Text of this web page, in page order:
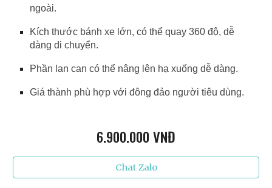
ngoài.
Kích thước bánh xe lớn, có thể quay 360 độ, dễ
dàng di chuyển.
Phần lan can có thể nâng lên hạ xuống dễ dàng.
Giá thành phù hợp với đông đảo người tiêu dùng.
6.900.000 VNĐ
Chat Zalo